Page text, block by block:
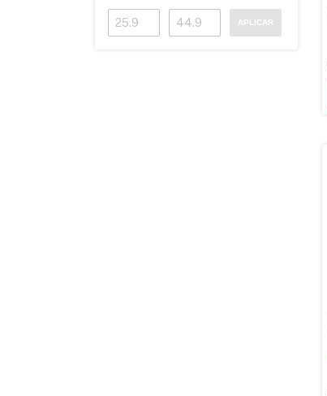
APLICAR